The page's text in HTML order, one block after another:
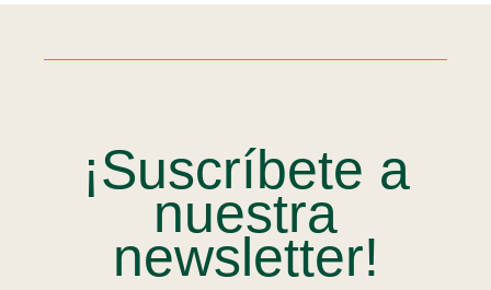
¡Suscríbete a
nuestra
newsletter!